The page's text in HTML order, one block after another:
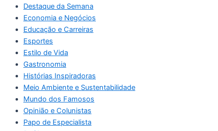
Destaque da Semana
Economia e Negócios
Educação e Carreiras
Esportes
Estilo de Vida
Gastronomia
Histórias Inspiradoras
Meio Ambiente e Sustentabilidade
Mundo dos Famosos
Opinião e Colunistas
Papo de Especialista